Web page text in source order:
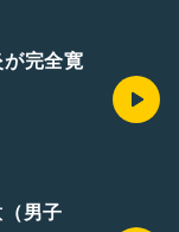
完全寛
男子